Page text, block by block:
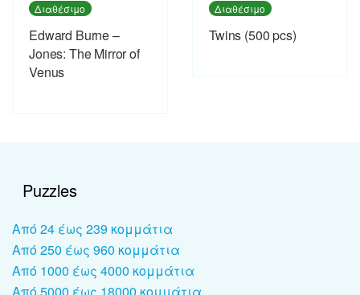
Διαθέσιμο
Edward Burne –
Jones: The Mirror of
Venus
Διαθέσιμο
Twins (500 pcs)
Puzzles
Από 24 έως 239 κομμάτια
Από 250 έως 960 κομμάτια
Από 1000 έως 4000 κομμάτια
Από 5000 έως 18000 κομμάτια